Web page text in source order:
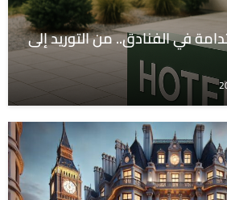
في الفنادق.. من التوريد إلى